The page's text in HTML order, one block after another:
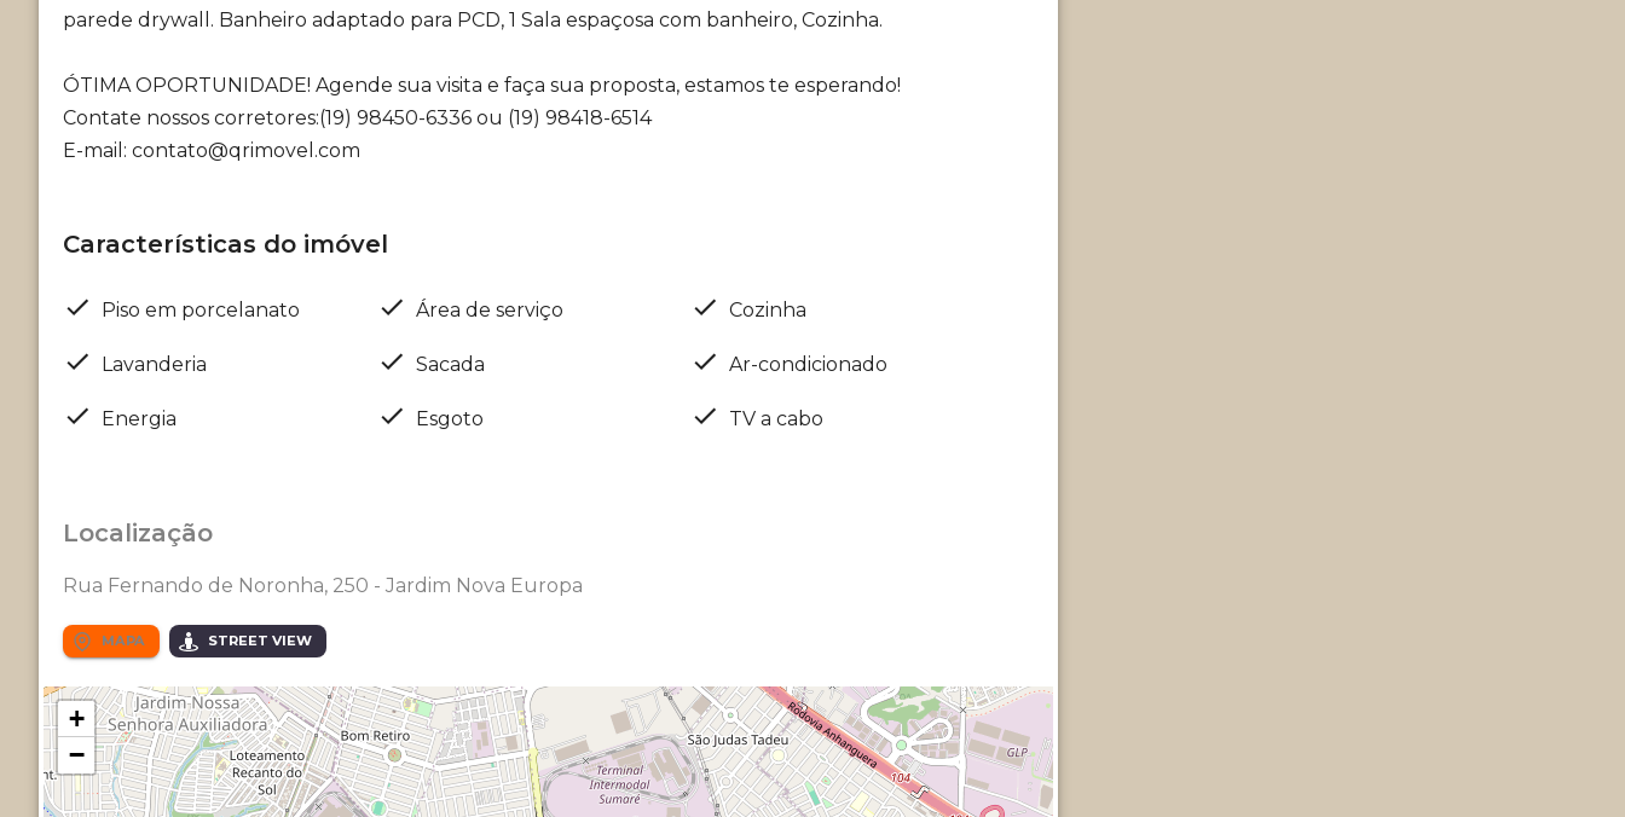
parede drywall. Banheiro adaptado para PCD, 1 Sala espaçosa com banheiro, Cozinha.
ÓTIMA OPORTUNIDADE! Agende sua visita e faça sua proposta, estamos te esperando!
Contate nossos corretores:(19) 98450-6336 ou (19) 98418-6514
E-mail: contato@qrimovel.com
Características do imóvel
Piso em porcelanato Área de serviço Cozinha
Lavanderia Sacada Ar-condicionado
Energia Esgoto TV a cabo
Localização
Rua Fernando de Noronha, 250 - Jardim Nova Europa
MAPA STREET VIEW
+
−